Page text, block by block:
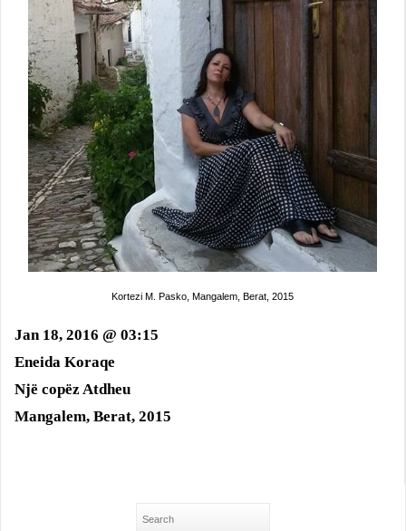
Kortezi M. Pasko, Mangalem, Berat, 2015
Jan 18, 2016 @ 03:15
Eneida Koraqe
Një copëz Atdheu
Mangalem, Berat, 2015